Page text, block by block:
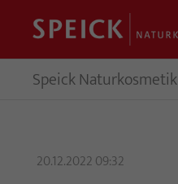
Speick Naturkosmetik
20.12.2022 09:32